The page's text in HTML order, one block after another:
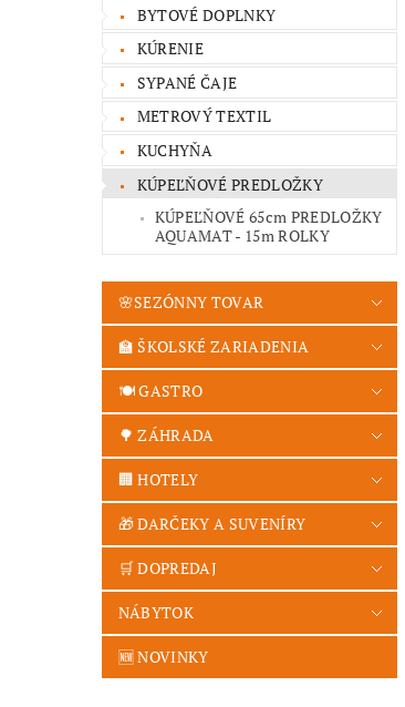
BYTOVÉ DOPLNKY
KÚRENIE
SYPANÉ ČAJE
METROVÝ TEXTIL
KUCHYŇA
KÚPEĽŇOVÉ PREDLOŽKY
KÚPEĽŇOVÉ 65cm PREDLOŽKY
AQUAMAT - 15m ROLKY
🌸SEZÓNNY TOVAR
🏫 ŠKOLSKÉ ZARIADENIA
🍽️ GASTRO
🌳 ZÁHRADA
🏢 HOTELY
🎁 DARČEKY A SUVENÍRY
🛒 DOPREDAJ
NÁBYTOK
🆕 NOVINKY